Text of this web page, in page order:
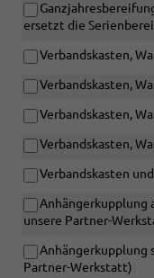
ersetzt die
Verbandskasten,
Verbandskasten,
Verbandskasten,
Verbandskasten,
Verbandskasten
Anhängerkupplung
unsere Partner-
Anhängerkupplung
Partner-Werkstatt)